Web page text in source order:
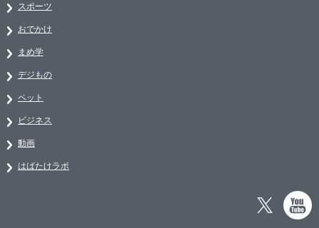
スポーツ
おでかけ
まめ学
デジもの
ペット
ビジネス
動画
はばたけラボ